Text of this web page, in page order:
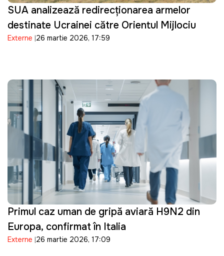
SUA analizează redirecționarea armelor
destinate Ucrainei către Orientul Mijlociu
Externe 26 martie 2026, 17:59
Primul caz uman de gripă aviară H9N2 din
Europa, confirmat în Italia
Externe 26 martie 2026, 17:09